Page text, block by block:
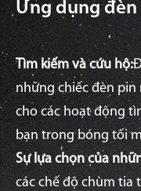
Ứng dụng đèn
Tìm kiếm và cứu hộ:
những chiếc đèn pin
cho các hoạt động
bạn trong bóng tối
Sự lựa chọn của
các chế độ chùm tia